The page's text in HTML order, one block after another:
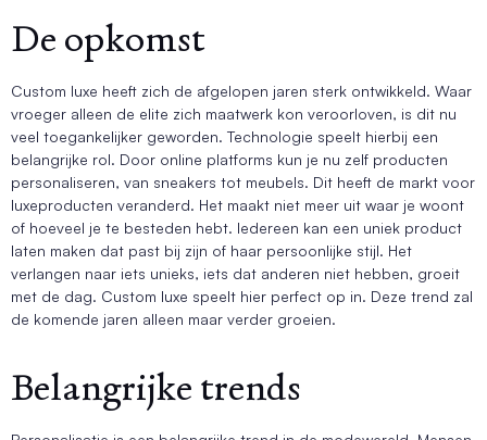
De opkomst
Custom luxe heeft zich de afgelopen jaren sterk ontwikkeld. Waar
vroeger alleen de elite zich maatwerk kon veroorloven, is dit nu
veel toegankelijker geworden. Technologie speelt hierbij een
belangrijke rol. Door online platforms kun je nu zelf producten
personaliseren, van sneakers tot meubels. Dit heeft de markt voor
luxeproducten veranderd. Het maakt niet meer uit waar je woont
of hoeveel je te besteden hebt. Iedereen kan een uniek product
laten maken dat past bij zijn of haar persoonlijke stijl. Het
verlangen naar iets unieks, iets dat anderen niet hebben, groeit
met de dag. Custom luxe speelt hier perfect op in. Deze trend zal
de komende jaren alleen maar verder groeien.
Belangrijke trends